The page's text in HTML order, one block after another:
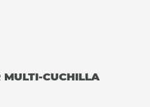
MULTI-CUCHILLA